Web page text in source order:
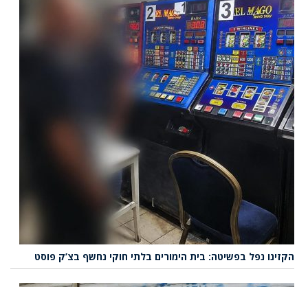
הקזינו נפל בפשיטה: בית הימורים בלתי חוקי נחשף בצ’ק פוסט